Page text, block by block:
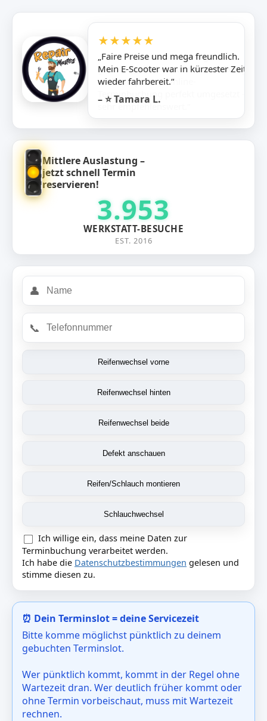
★★★★★
„Faire Preise und mega freundlich.
Mein E-Scooter war in kürzester Zeit
wieder fahrbereit.“
– ⭐ Tamara L.
Mittlere Auslastung –
jetzt schnell Termin
reservieren!
3.953
WERKSTATT-BESUCHE
EST. 2016
👤
📞
Reifenwechsel vorne
Reifenwechsel hinten
Reifenwechsel beide
Defekt anschauen
Reifen/Schlauch montieren
Schlauchwechsel
Ich willige ein, dass meine Daten zur
Terminbuchung verarbeitet werden.
Ich habe die Datenschutzbestimmungen gelesen und
stimme diesen zu.
⏰ Dein Terminslot = deine Servicezeit
Bitte komme möglichst pünktlich zu deinem
gebuchten Terminslot.
Wer pünktlich kommt, kommt in der Regel ohne
Wartezeit dran. Wer deutlich früher kommt oder
ohne Termin vorbeischaut, muss mit Wartezeit
rechnen.